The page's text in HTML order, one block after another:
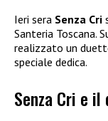
Ieri sera Senza Cri
Santeria Toscana.
realizzato un
speciale dedica.
Senza Cri e